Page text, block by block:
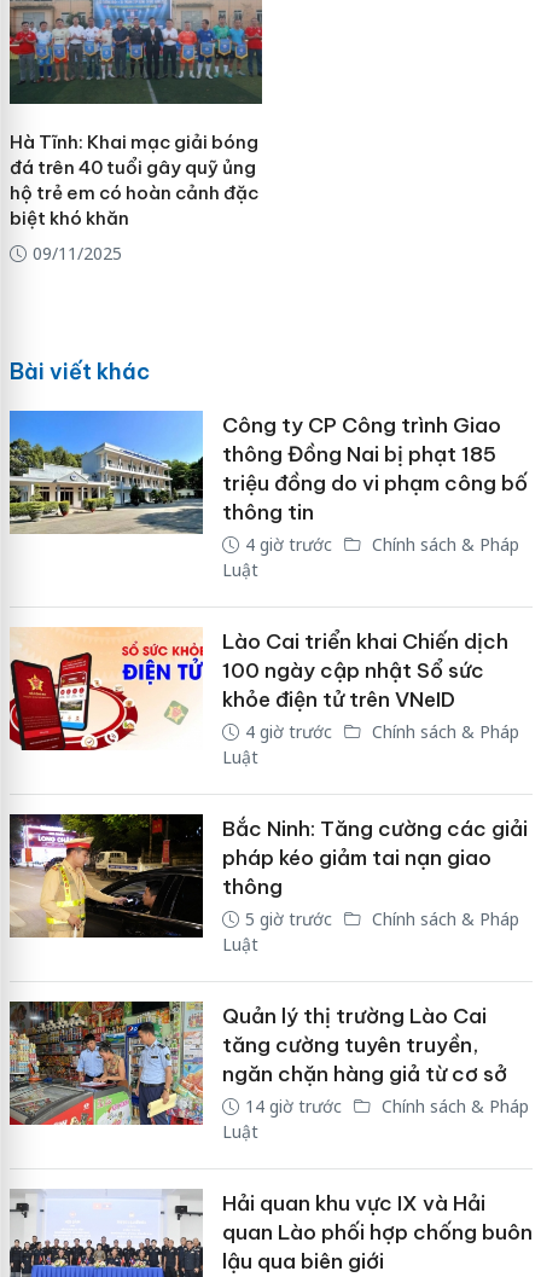
Hà Tĩnh: Khai mạc giải bóng
đá trên 40 tuổi gây quỹ ủng
hộ trẻ em có hoàn cảnh đặc
biệt khó khăn
09/11/2025
Bài viết khác
Công ty CP Công trình Giao
thông Đồng Nai bị phạt 185
triệu đồng do vi phạm công bố
thông tin
4 giờ trước
Chính sách & Pháp
Luật
Lào Cai triển khai Chiến dịch
100 ngày cập nhật Sổ sức
khỏe điện tử trên VNeID
4 giờ trước
Chính sách & Pháp
Luật
Bắc Ninh: Tăng cường các giải
pháp kéo giảm tai nạn giao
thông
5 giờ trước
Chính sách & Pháp
Luật
Quản lý thị trường Lào Cai
tăng cường tuyên truyền,
ngăn chặn hàng giả từ cơ sở
14 giờ trước
Chính sách & Pháp
Luật
Hải quan khu vực IX và Hải
quan Lào phối hợp chống buôn
lậu qua biên giới